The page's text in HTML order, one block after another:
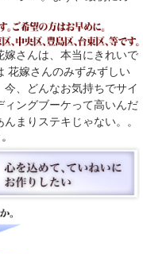
さんは、本当にきれいで
花嫁さんのみずみずしい
、どんなお気持ちでサイ
ィングブーケって高いんだ
まりステキじゃない。。